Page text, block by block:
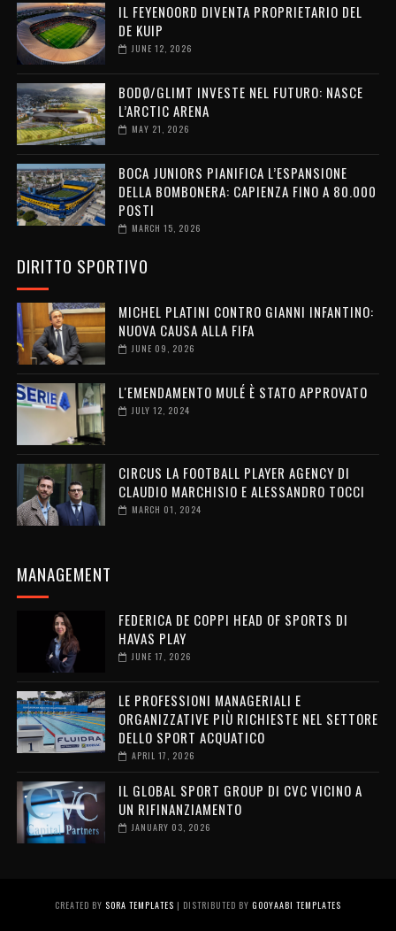
IL FEYENOORD DIVENTA PROPRIETARIO DEL
DE KUIP
JUNE 12, 2026
BODØ/GLIMT INVESTE NEL FUTURO: NASCE
L’ARCTIC ARENA
MAY 21, 2026
BOCA JUNIORS PIANIFICA L’ESPANSIONE
DELLA BOMBONERA: CAPIENZA FINO A 80.000
POSTI
MARCH 15, 2026
DIRITTO SPORTIVO
MICHEL PLATINI CONTRO GIANNI INFANTINO:
NUOVA CAUSA ALLA FIFA
JUNE 09, 2026
L'EMENDAMENTO MULÉ È STATO APPROVATO
JULY 12, 2024
CIRCUS LA FOOTBALL PLAYER AGENCY DI
CLAUDIO MARCHISIO E ALESSANDRO TOCCI
MARCH 01, 2024
MANAGEMENT
FEDERICA DE COPPI HEAD OF SPORTS DI
HAVAS PLAY
JUNE 17, 2026
LE PROFESSIONI MANAGERIALI E
ORGANIZZATIVE PIÙ RICHIESTE NEL SETTORE
DELLO SPORT ACQUATICO
APRIL 17, 2026
IL GLOBAL SPORT GROUP DI CVC VICINO A
UN RIFINANZIAMENTO
JANUARY 03, 2026
CREATED BY SORA TEMPLATES | DISTRIBUTED BY GOOYAABI TEMPLATES